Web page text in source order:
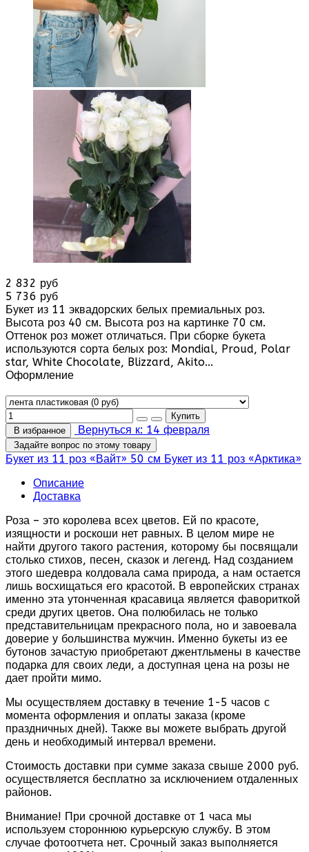
2 832 руб
5 736 руб
Букет из 11 эквадорских белых премиальных роз.
Высота роз 40 см. Высота роз на картинке 70 см.
Оттенок роз может отличаться. При сборке букета
используются сорта белых роз: Mondial, Proud, Polar
star, White Chocolate, Blizzard, Akito...
Оформление
В избранное Вернуться к: 14 февраля
Задайте вопрос по этому товару
Букет из 11 роз «Вайт» 50 см Букет из 11 роз «Арктика»
Описание
Доставка
Роза – это королева всех цветов. Ей по красоте,
изящности и роскоши нет равных. В целом мире не
найти другого такого растения, которому бы посвящали
столько стихов, песен, сказок и легенд. Над созданием
этого шедевра колдовала сама природа, а нам остается
лишь восхищаться его красотой. В европейских странах
именно эта утонченная красавица является фавориткой
среди других цветов. Она полюбилась не только
представительницам прекрасного пола, но и завоевала
доверие у большинства мужчин. Именно букеты из ее
бутонов зачастую приобретают джентльмены в качестве
подарка для своих леди, а доступная цена на розы не
дает пройти мимо.
Мы осуществляем доставку в течение 1-5 часов с
момента оформления и оплаты заказа (кроме
праздничных дней). Также вы можете выбрать другой
день и необходимый интервал времени.
Стоимость доставки при сумме заказа свыше 2000 руб.
осуществляется бесплатно за исключением отдаленных
районов.
Внимание! При срочной доставке от 1 часа мы
используем стороннюю курьерскую службу. В этом
случае фотоотчета нет. Срочный заказ выполняется